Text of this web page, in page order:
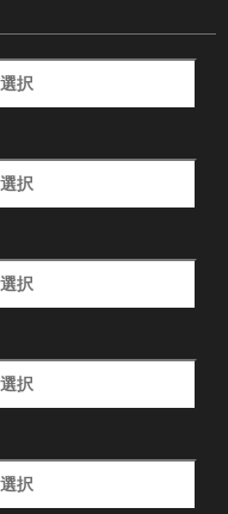
選択
選択
選択
選択
選択